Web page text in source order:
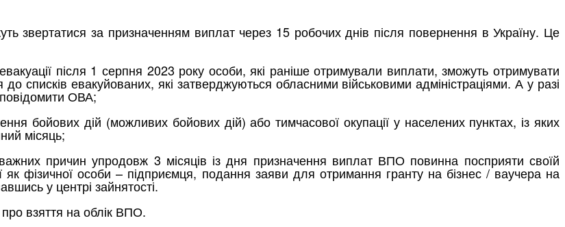
звертатися за призначенням виплат через 15 робочих днів після повернення в Україну. Це
після 1 серпня 2023 року особи, які раніше отримували виплати, зможуть отримувати
списків евакуйованих, які затверджуються обласними військовими адміністраціями. А у разі
ОВА;
бойових дій (можливих бойових дій) або тимчасової окупації у населених пунктах, із яких
місяць;
причин упродовж 3 місяців із дня призначення виплат ВПО повинна посприяти своїй
фізичної особи – підприємця, подання заяви для отримання гранту на бізнес / ваучера на
у центрі зайнятості.
взяття на облік ВПО.